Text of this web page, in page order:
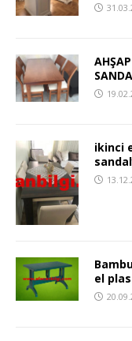
ikinci
el